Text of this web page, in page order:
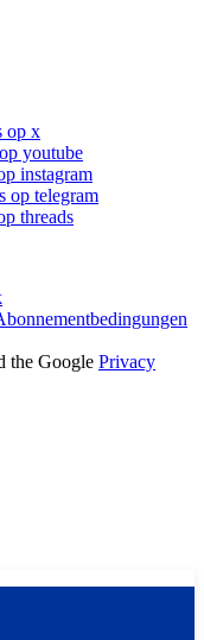
op x
youtube
instagram
op telegram
threads
the Google Privacy